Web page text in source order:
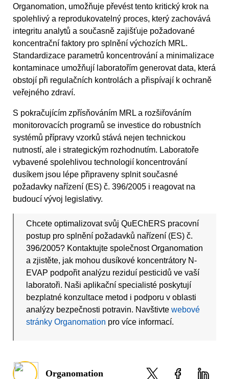
Organomation, umožňuje převést tento kritický krok na
spolehlivý a reprodukovatelný proces, který zachovává
integritu analytů a současně zajišťuje požadované
koncentrační faktory pro splnění výchozích MRL.
Standardizace parametrů koncentrování a minimalizace
kontaminace umožňují laboratořím generovat data, která
obstojí při regulačních kontrolách a přispívají k ochraně
veřejného zdraví.
S pokračujícím zpřísňováním MRL a rozšiřováním
monitorovacích programů se investice do robustních
systémů přípravy vzorků stává nejen technickou
nutností, ale i strategickým rozhodnutím. Laboratoře
vybavené spolehlivou technologií koncentrování
dusíkem jsou lépe připraveny splnit současné
požadavky nařízení (ES) č. 396/2005 i reagovat na
budoucí vývoj legislativy.
Chcete optimalizovat svůj QuEChERS pracovní
postup pro splnění požadavků nařízení (ES) č.
396/2005? Kontaktujte společnost Organomation
a zjistěte, jak mohou dusíkové koncentrátory N-
EVAP podpořit analýzu reziduí pesticidů ve vaší
laboratoři. Naši aplikační specialisté poskytují
bezplatné konzultace metod i podporu v oblasti
analýzy bezpečnosti potravin. Navštivtewebové
stránky Organomation pro více informací.
Organomation